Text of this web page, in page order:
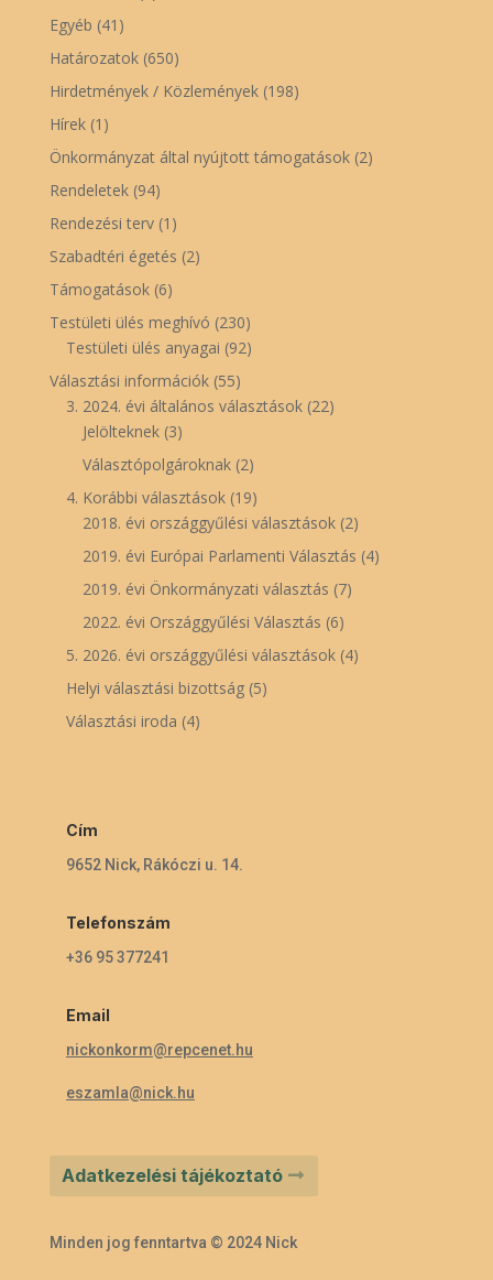
Egyéb (41)
Határozatok(650)
Hirdetmények / Közlemények(198)
Hírek(1)
Önkormányzat által nyújtott támogatások(2)
Rendeletek(94)
Rendezési terv(1)
Szabadtéri égetés (2)
Támogatások(6)
Testületi ülés meghívó (230)
Testületi ülés anyagai (92)
Választási információk(55)
3. 2024. évi általános választások(22)
Jelölteknek(3)
Választópolgároknak(2)
4. Korábbi választások(19)
2018. évi országgyűlési választások(2)
2019. évi Európai Parlamenti Választás (4)
2019. évi Önkormányzati választás (7)
2022. évi Országgyűlési Választás (6)
5. 2026. évi országgyűlési választások(4)
Helyi választási bizottság(5)
Választási iroda (4)
Cím
9652 Nick, Rákóczi u. 14.
Telefonszám
+36 95 377241
Email
nickonkorm@repcenet.hu
eszamla@nick.hu
Adatkezelési tájékoztató
Minden jog fenntartva © 2024 Nick